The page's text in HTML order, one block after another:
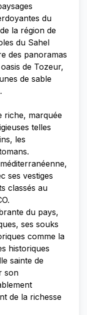
du
la région de
du Sahel
des panoramas
de Tozeur,
de sable
riche, marquée
telles
les
ses vestiges
classés au
du pays,
ses souks
comme la
historiques
sainte de
son
de la richesse